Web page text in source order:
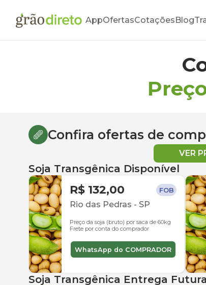
AppOfertasCotaçõesBlog
Confira ofertas de
VER
Soja Transgênica Disponível
R$ 132,00 FOB
Rio das Pedras - SP
Preço da soja (bruto) por saca de 60kg
Frete por conta do comprador
WhatsApp do COMPRADOR
Soja Transgênica Entrega Futura